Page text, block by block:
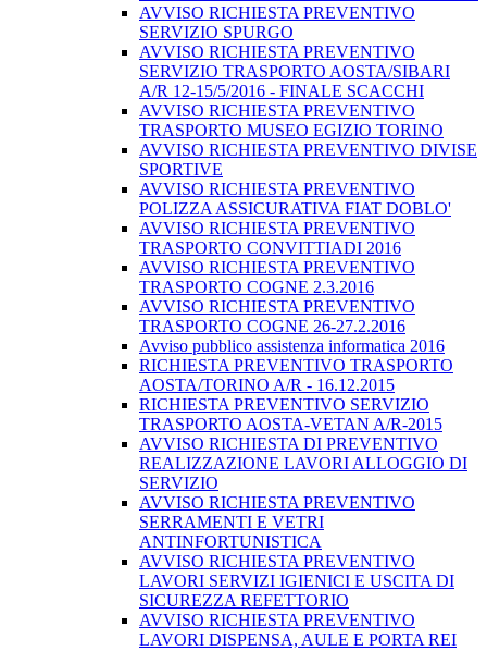
AVVISO RICHIESTA PREVENTIVO
SERVIZIO SPURGO
AVVISO RICHIESTA PREVENTIVO
SERVIZIO TRASPORTO AOSTA/SIBARI
A/R 12-15/5/2016 - FINALE SCACCHI
AVVISO RICHIESTA PREVENTIVO
TRASPORTO MUSEO EGIZIO TORINO
AVVISO RICHIESTA PREVENTIVO DIVISE
SPORTIVE
AVVISO RICHIESTA PREVENTIVO
POLIZZA ASSICURATIVA FIAT DOBLO'
AVVISO RICHIESTA PREVENTIVO
TRASPORTO CONVITTIADI 2016
AVVISO RICHIESTA PREVENTIVO
TRASPORTO COGNE 2.3.2016
AVVISO RICHIESTA PREVENTIVO
TRASPORTO COGNE 26-27.2.2016
Avviso pubblico assistenza informatica 2016
RICHIESTA PREVENTIVO TRASPORTO
AOSTA/TORINO A/R - 16.12.2015
RICHIESTA PREVENTIVO SERVIZIO
TRASPORTO AOSTA-VETAN A/R-2015
AVVISO RICHIESTA DI PREVENTIVO
REALIZZAZIONE LAVORI ALLOGGIO DI
SERVIZIO
AVVISO RICHIESTA PREVENTIVO
SERRAMENTI E VETRI
ANTINFORTUNISTICA
AVVISO RICHIESTA PREVENTIVO
LAVORI SERVIZI IGIENICI E USCITA DI
SICUREZZA REFETTORIO
AVVISO RICHIESTA PREVENTIVO
LAVORI DISPENSA, AULE E PORTA REI